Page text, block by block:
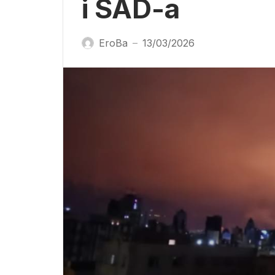
i SAD-a
EroBa — 13/03/2026